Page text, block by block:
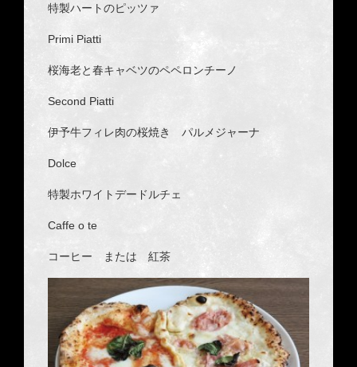
特製ハートのピッツァ
Primi Piatti
桜海老と春キャベツのペペロンチーノ
Second Piatti
伊予牛フィレ肉の桜焼き パルメジャーナ
Dolce
特製ホワイトデードルチェ
Caffe o te
コーヒー または 紅茶